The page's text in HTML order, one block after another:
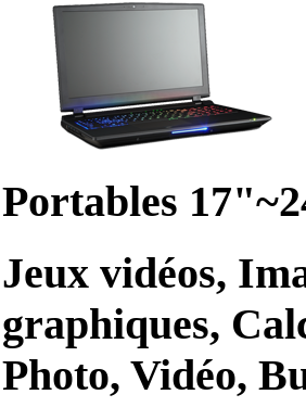
Portables
Jeux vidéos,
graphiques,
Photo, Vidéo,